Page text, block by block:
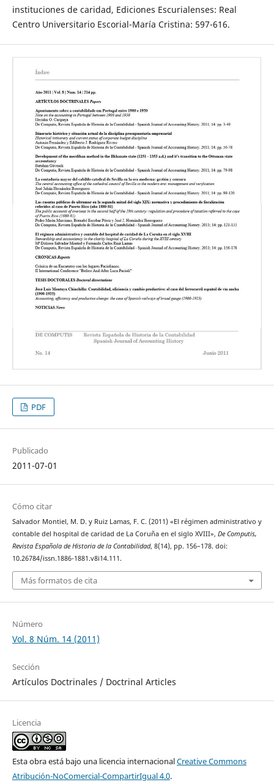
instituciones de caridad, Ediciones Escurialenses: Real
Centro Universitario Escorial-María Cristina: 597-616.
PDF
Publicado
2011-07-01
Cómo citar
Salvador Montiel, M. D. y Ruiz Lamas, F. C. (2011) «El régimen administrativo y
contable del hospital de caridad de La Coruña en el siglo XVIII», De Computis,
Revista Española de Historia de la Contabilidad, 8(14), pp. 156–178. doi:
10.26784/issn.1886-1881.v8i14.111.
Más formatos de cita
Número
Vol. 8 Núm. 14 (2011)
Sección
Artículos Doctrinales / Doctrinal Articles
Licencia
Esta obra está bajo una licencia internacionalCreative Commons
Atribución-NoComercial-CompartirIgual 4.0.